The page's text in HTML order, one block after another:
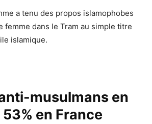
a tenu des propos islamophobes
femme dans le Tram au simple titre
islamique.
musulmans en
en France